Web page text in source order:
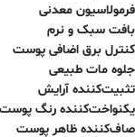
فرمولاسیون معدنی
بافت سبک و نرم
کنترل برق اضافی پوست
جلوه مات طبیعی
تثبیت‌کننده آرایش
یکنواخت‌کننده رنگ پوست
صاف‌کننده ظاهر پوست